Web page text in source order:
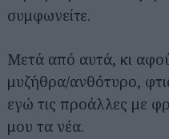
συμφωνείτε.
Μετά από αυτά, κι
μυζήθρα/ανθότυρο,
εγώ τις προάλλες με
μου τα νέα.